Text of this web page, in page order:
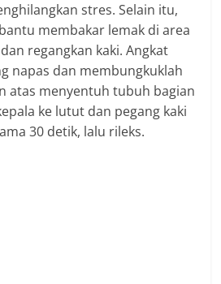
stres. Selain itu,
membakar lemak di area
regangkan kaki. Angkat
napas dan membungkuklah
atas menyentuh tubuh bagian
ke lutut dan pegang kaki
30 detik, lalu rileks.